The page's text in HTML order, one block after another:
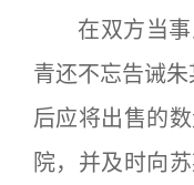
在双方当事
青还不忘告诫
后应将出售的
院，并及时向